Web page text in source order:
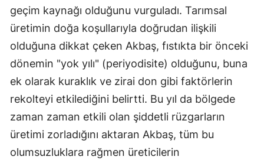
geçim kaynağı olduğunu vurguladı. Tarımsal
üretimin doğa koşullarıyla doğrudan ilişkili
olduğuna dikkat çeken Akbaş, fıstıkta bir önceki
dönemin "yok yılı" (periyodisite) olduğunu, buna
ek olarak kuraklık ve zirai don gibi faktörlerin
rekolteyi etkilediğini belirtti. Bu yıl da bölgede
zaman zaman etkili olan şiddetli rüzgarların
üretimi zorladığını aktaran Akbaş, tüm bu
olumsuzluklara rağmen üreticilerin